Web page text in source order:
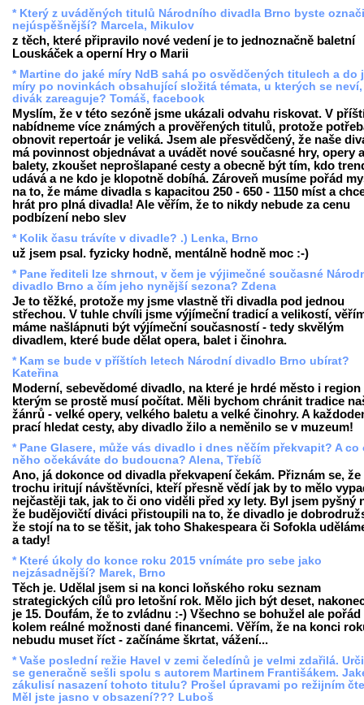
* Který z uváděných titulů Národního divadla Brno byste
nejúspěšnější? Marcela, Mikulov
z těch, které připravilo nové vedení je to jednoznačně baletní
Louskáček a operní Hry o Marii
* Martine do jaké míry NdB sahá po osvědčených titulech a do
míry po novinkách obsahující složitá témata, u kterých se
divák zareaguje? Tomáš, facebook
Myslím, že v této sezóně jsme ukázali odvahu riskovat. V
nabídneme více známých a prověřených titulů, protože
obnovit repertoár je veliká. Jsem ale přesvědčený, že naše
má povinnost objednávat a uvádět nové současné hry, opery a
balety, zkoušet neprošlapané cesty a obecně být tím, kdo
udává a ne kdo je klopotně dobíhá. Zároveň musíme pořád
na to, že máme divadla s kapacitou 250 - 650 - 1150 míst a
hrát pro plná divadla! Ale věřím, že to nikdy nebude za cenu
podbízení nebo slev
* Kolik času trávíte v divadle? .) Lenka, Brno
už jsem psal. fyzicky hodně, mentálně hodně moc :-)
* Pane řediteli lze shrnout, v čem je výjimečné současné
divadlo Brno a čím jeho nynější sezona? Zdena
Je to těžké, protože my jsme vlastně tři divadla pod jednou
střechou. V tuhle chvíli jsme výjímeční tradicí a velikostí,
máme našlápnuti být výjímeční současností - tedy skvělým
divadlem, které bude dělat opera, balet i činohra.
* Kam se bude v příštích letech Národní divadlo Brno ubírat?
Kateřina
Moderní, sebevědomé divadlo, na které je hrdé město i region
kterým se prostě musí počítat. Měli bychom chránit tradice
žánrů - velké opery, velkého baletu a velké činohry. A
prací hledat cesty, aby divadlo žilo a neměnilo se v muzeum!
* Pane Glasere, může vás divadlo i dnes něčím překvapit? A co
něho očekáváte do budoucna? Alena, Třebíč
Ano, já dokonce od divadla překvapení čekám. Přiznám se, že
trochu iritují návštěvníci, kteří přesně vědí jak by to mělo
nejčastěji tak, jak to či ono viděli před xy lety. Byl jsem pyšný
že budějovičtí diváci přistoupili na to, že divadlo je
že stojí na to se těšit, jak toho Shakespeara či Sofokla
a tady!
* Které úkoly do konce roku 2015 vnímáte pro sebe jako
nejzásadnější? Marek, Brno
Těch je. Udělal jsem si na konci loňského roku seznam
strategických cílů pro letošní rok. Mělo jich být deset,
je 15. Doufám, že to zvládnu :-) Všechno se bohužel ale
kolem reálné možnosti dané financemi. Věřím, že na konci
nebudu muset říct - začínáme škrtat, vážení...
* Vaše poslední režie Havel v zemi čeledínů je velmi zdařilá.
se generačně sešli spolu s autorem Martinem Františákem.
zákulisí nasazení tohoto titulu? Prošel úpravami po režijním
Měl jste jasno v obsazení??? Luboš